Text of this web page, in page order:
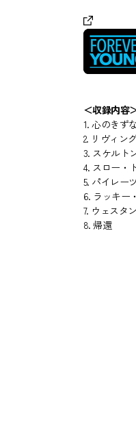
＜収録内容
1. 心のきずな
2. リヴィン
3. スケルト
4. スロー・
5. パイレーツ
6. ラッキー
7. ウェスタ
8. 帰還